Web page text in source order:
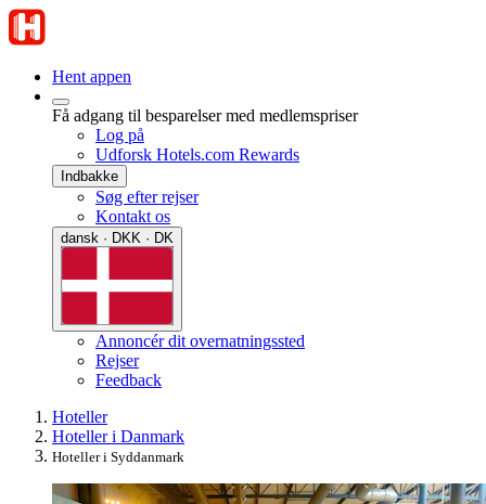
Hent appen
Få adgang til besparelser med medlemspriser
Log på
Udforsk Hotels.com Rewards
Indbakke
Søg efter rejser
Kontakt os
dansk · DKK · DK
Annoncér dit overnatningssted
Rejser
Feedback
Hoteller
Hoteller i Danmark
Hoteller i Syddanmark